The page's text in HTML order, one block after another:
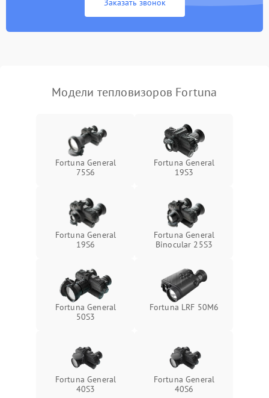
Заказать звонок
Модели тепловизоров Fortuna
Fortuna General
75S6
Fortuna General
19S3
Fortuna General
19S6
Fortuna General
Binocular 25S3
Fortuna General
50S3
Fortuna LRF 50M6
Fortuna General
40S3
Fortuna General
40S6